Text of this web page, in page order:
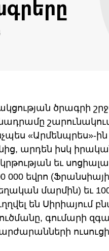
ծրագրի
«Արմենպրես»-
արդեն իսկ
եւ
000 եվրո
մարմին) եւ
են Սիրիայում
գումարի